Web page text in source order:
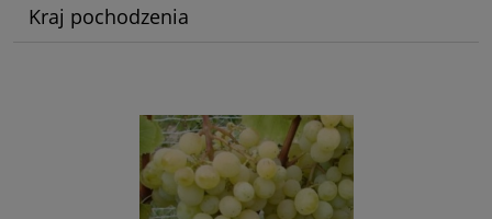
Kraj pochodzenia